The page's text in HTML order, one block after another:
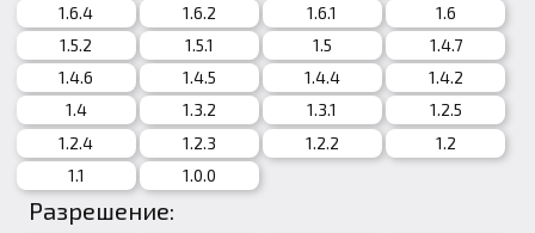
1.6.4
1.6.2 1.6.1
1.6
1.5.2
1.5.1 1.5
1.4.7
1.4.6
1.4.5 1.4.4
1.4.2
1.4
1.3.2 1.3.1
1.2.5
1.2.4
1.2.3 1.2.2
1.2
1.1
1.0.0
Разрешение: